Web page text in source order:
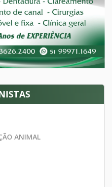
ANIMAL